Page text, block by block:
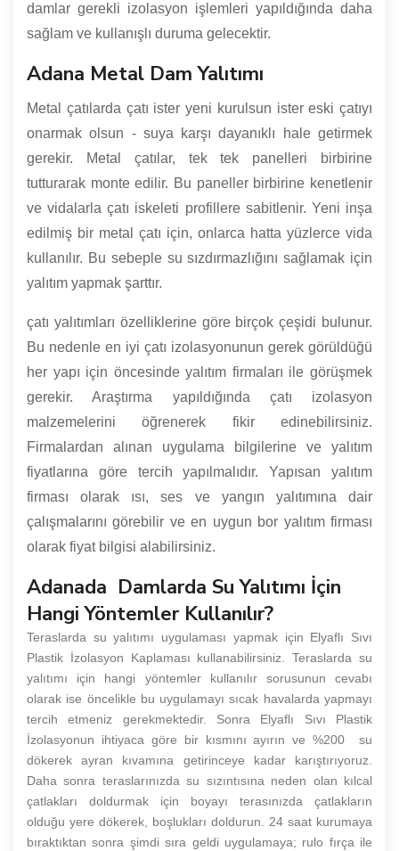
damlar gerekli izolasyon işlemleri yapıldığında daha
sağlam ve kullanışlı duruma gelecektir.
Adana Metal Dam Yalıtımı
Metal çatılarda çatı ister yeni kurulsun ister eski çatıyı
onarmak olsun - suya karşı dayanıklı hale getirmek
gerekir. Metal çatılar, tek tek panelleri birbirine
tutturarak monte edilir. Bu paneller birbirine kenetlenir
ve vidalarla çatı iskeleti profillere sabitlenir. Yeni inşa
edilmiş bir metal çatı için, onlarca hatta yüzlerce vida
kullanılır. Bu sebeple su sızdırmazlığını sağlamak için
yalıtım yapmak şarttır.
çatı yalıtımları özelliklerine göre birçok çeşidi bulunur.
Bu nedenle en iyi çatı izolasyonunun gerek görüldüğü
her yapı için öncesinde yalıtım firmaları ile görüşmek
gerekir. Araştırma yapıldığında çatı izolasyon
malzemelerini öğrenerek fikir edinebilirsiniz.
Firmalardan alınan uygulama bilgilerine ve yalıtım
fiyatlarına göre tercih yapılmalıdır. Yapısan yalıtım
firması olarak ısı, ses ve yangın yalıtımına dair
çalışmalarını görebilir ve en uygun bor yalıtım firması
olarak fiyat bilgisi alabilirsiniz.
Adanada Damlarda Su Yalıtımı İçin
Hangi Yöntemler Kullanılır?
Teraslarda su yalıtımı uygulaması yapmak için Elyaflı Sıvı
Plastik İzolasyon Kaplaması kullanabilirsiniz. Teraslarda su
yalıtımı için hangi yöntemler kullanılır sorusunun cevabı
olarak ise öncelikle bu uygulamayı sıcak havalarda yapmayı
tercih etmeniz gerekmektedir. Sonra Elyaflı Sıvı Plastik
İzolasyonun ihtiyaca göre bir kısmını ayırın ve %200 su
dökerek ayran kıvamına getirinceye kadar karıştırıyoruz.
Daha sonra teraslarınızda su sızıntısına neden olan kılcal
çatlakları doldurmak için boyayı terasınızda çatlakların
olduğu yere dökerek, boşlukları doldurun. 24 saat kurumaya
bıraktıktan sonra şimdi sıra geldi uygulamaya; rulo fırça ile